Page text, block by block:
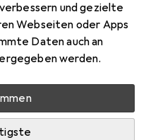
und gezielte
Webseiten oder Apps
Daten auch an
werden.
geliefert
verfügbar